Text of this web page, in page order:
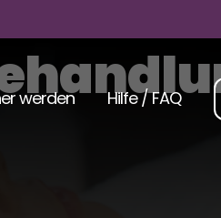
werden Hilfe / FAQ